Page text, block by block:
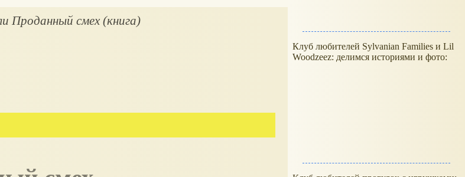
Проданный смех (книга)
Клуб любителей Sylvanian Families и Lil
Woodzeez: делимся историями и фото: